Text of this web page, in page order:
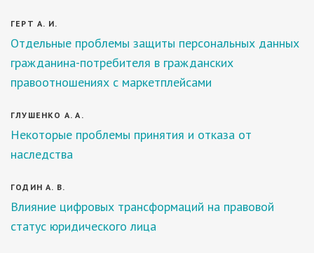
ГЕРТ А. И.
Отдельные проблемы защиты персональных данных
гражданина-потребителя в гражданских
правоотношениях с маркетплейсами
ГЛУШЕНКО А. А.
Некоторые проблемы принятия и отказа от
наследства
ГОДИН А. В.
Влияние цифровых трансформаций на правовой
статус юридического лица